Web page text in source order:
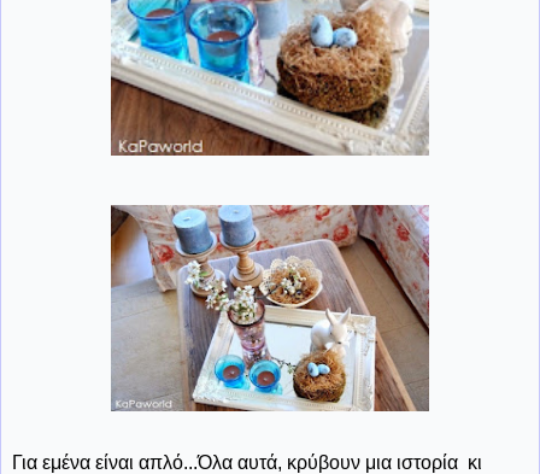
Για εμένα είναι απλό...Όλα αυτά, κρύβουν μια ιστορία κι